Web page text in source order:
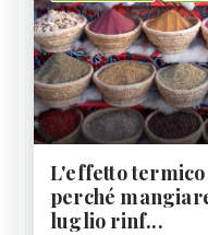
L'effetto
perché
luglio rinf...